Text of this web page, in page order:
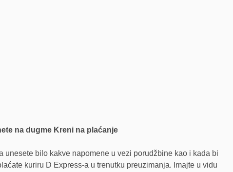
na dugme Kreni na plaćanje
bilo kakve napomene u vezi porudžbine kao i kada bi
kuriru D Express-a u trenutku preuzimanja. Imajte u vidu